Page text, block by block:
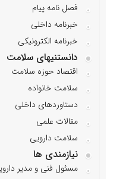
فصل نامه پیام
خبرنامه داخلی
خبرنامه الکترونیکی
دانستنیهای سلامت
اقتصاد حوزه سلامت
سلامت خانواده
دستاوردهای داخلی
مقالات علمی
سلامت دارویی
نیازمندی ها
مسئول فنی و مدیر